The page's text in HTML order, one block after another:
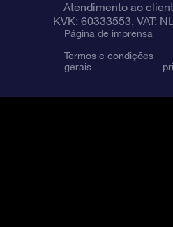
Atendimento ao
KVK: 60333553, VAT:
Página de imprensa
Termos e condições
gerais